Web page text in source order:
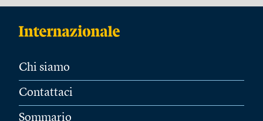
Chi siamo
Contattaci
Sommario